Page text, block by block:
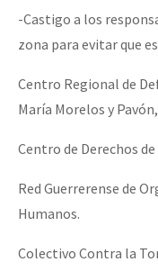
-Castigo a los
zona para evitar que
Centro Regional de
María Morelos y Pavón,
Centro de Derechos
Red Guerrerense de
Humanos.
Colectivo Contra la